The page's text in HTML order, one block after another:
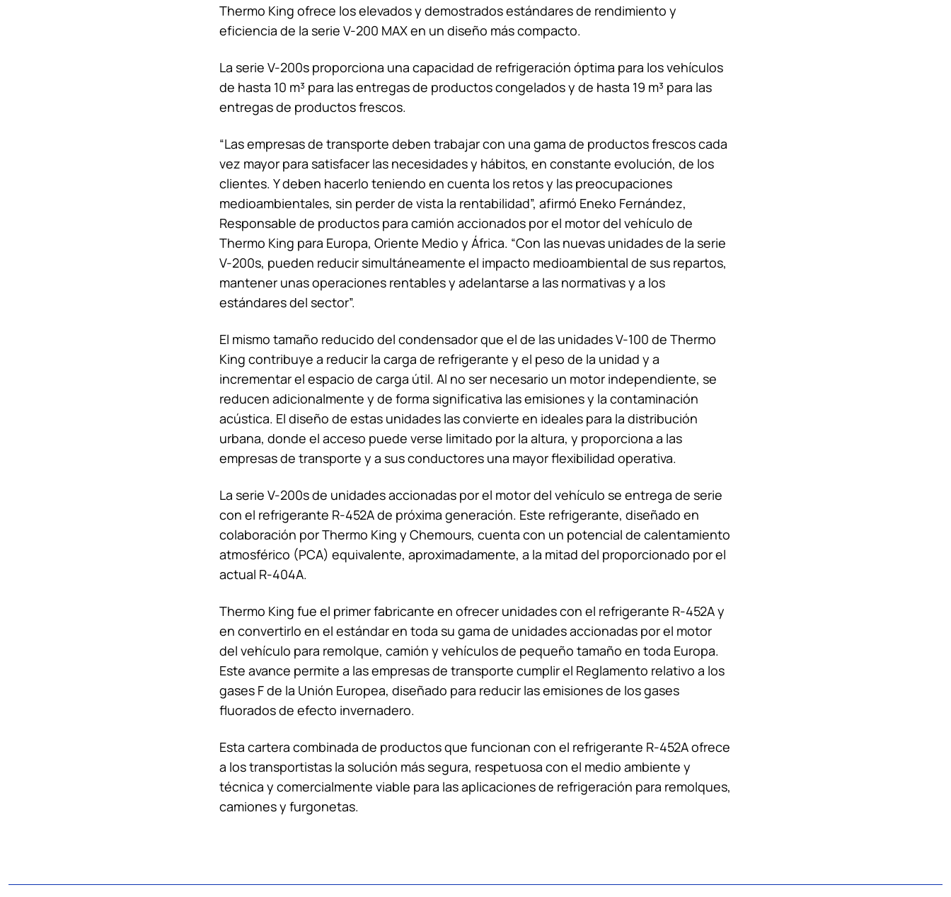
Thermo King ofrece los elevados y demostrados estándares de rendimiento y
eficiencia de la serie V-200 MAX en un diseño más compacto.
La serie V-200s proporciona una capacidad de refrigeración óptima para los vehículos
de hasta 10 m³ para las entregas de productos congelados y de hasta 19 m³ para las
entregas de productos frescos.
“Las empresas de transporte deben trabajar con una gama de productos frescos cada
vez mayor para satisfacer las necesidades y hábitos, en constante evolución, de los
clientes. Y deben hacerlo teniendo en cuenta los retos y las preocupaciones
medioambientales, sin perder de vista la rentabilidad”, afirmó Eneko Fernández,
Responsable de productos para camión accionados por el motor del vehículo de
Thermo King para Europa, Oriente Medio y África. “Con las nuevas unidades de la serie
V-200s, pueden reducir simultáneamente el impacto medioambiental de sus repartos,
mantener unas operaciones rentables y adelantarse a las normativas y a los
estándares del sector”.
El mismo tamaño reducido del condensador que el de las unidades V-100 de Thermo
King contribuye a reducir la carga de refrigerante y el peso de la unidad y a
incrementar el espacio de carga útil. Al no ser necesario un motor independiente, se
reducen adicionalmente y de forma significativa las emisiones y la contaminación
acústica. El diseño de estas unidades las convierte en ideales para la distribución
urbana, donde el acceso puede verse limitado por la altura, y proporciona a las
empresas de transporte y a sus conductores una mayor flexibilidad operativa.
La serie V-200s de unidades accionadas por el motor del vehículo se entrega de serie
con el refrigerante R-452A de próxima generación. Este refrigerante, diseñado en
colaboración porThermo King y Chemours, cuenta con un potencial de calentamiento
atmosférico (PCA) equivalente, aproximadamente, a la mitad del proporcionado por el
actual R-404A.
Thermo King fue el primer fabricante en ofrecer unidades con el refrigerante R-452A y
en convertirlo en el estándar en toda su gama de unidades accionadas por el motor
del vehículo para remolque, camión y vehículos de pequeño tamaño en toda Europa.
Este avance permite a las empresas de transporte cumplir el Reglamento relativo a los
gases F de la Unión Europea, diseñado para reducir las emisiones de los gases
fluorados de efecto invernadero.
Esta cartera combinada de productos que funcionan con el refrigerante R-452A ofrece
a los transportistas la solución más segura, respetuosa con el medio ambiente y
técnica y comercialmente viable para las aplicaciones de refrigeración para remolques,
camiones y furgonetas.